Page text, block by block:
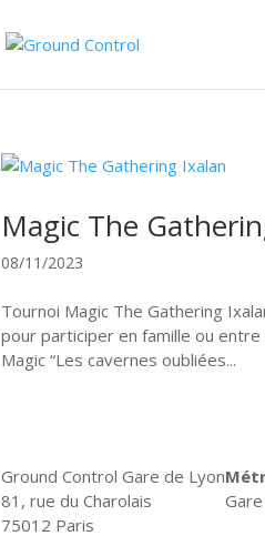
Magic The
08/11/2023
Tournoi Magic The Gathering
pour participer en famille ou
Magic “Les cavernes oubliées...
Ground Control Gare de Lyon
81, rue du Charolais
75012 Paris